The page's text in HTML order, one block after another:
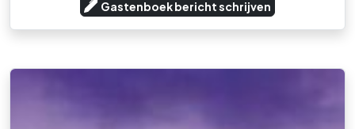
Gastenboek bericht schrijven